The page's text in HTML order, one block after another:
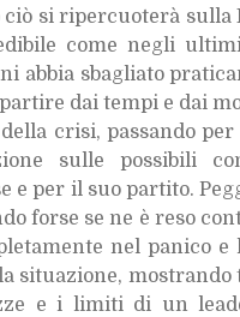
si ri­per­cuo­te­rà sul­la
come ne­gli
ab­bia sba­glia­to
par­ti­re dai tem­pi e dai
cri­si, pas­san­do
sul­le pos­si­bi­li
e per il suo par­ti­to.
for­se se ne è reso
nel pa­ni­co e
si­tua­zio­ne,
e i li­mi­ti di un